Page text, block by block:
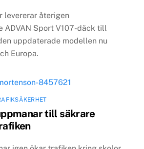
levererar återigen
ADVAN Sport V107-däck till
uppdaterade modellen nu
Europa.
till säkrare